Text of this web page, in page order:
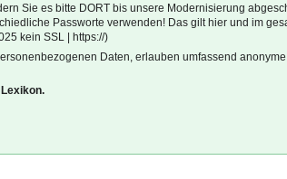
Sie es bitte DORT bis unsere Modernisierung
Passworte verwenden! Das gilt hier und im
kein SSL | https://)
Daten, erlauben umfassend